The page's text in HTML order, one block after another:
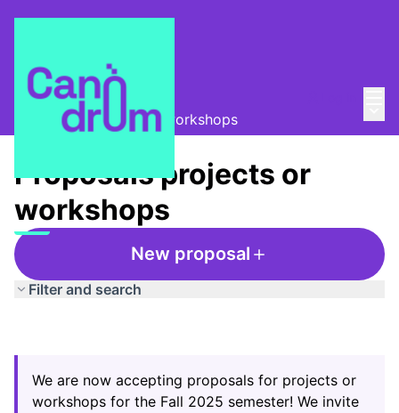
La Colla de les dades
Proposals projects or workshops
Proposals projects or
workshops
New proposal
Filter and search
We are now accepting proposals for projects or
workshops for the Fall 2025 semester! We invite